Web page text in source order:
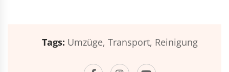
Tags: Umzüge, Transport, Reinigung